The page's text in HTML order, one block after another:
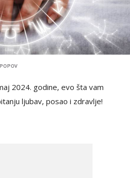
2024. godine, evo šta vam
ljubav, posao i zdravlje!